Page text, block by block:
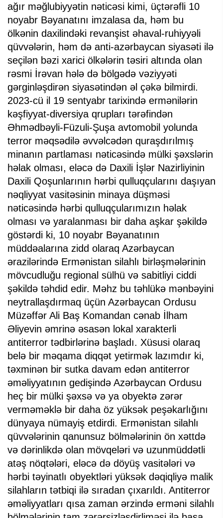
ağır məğlubiyyətin nəticəsi kimi, üçtərəfli 10
noyabr Bəyanatını imzalasa da, həm bu
ölkənin daxilindəki revanşist əhaval-ruhiyyəli
qüvvələrin, həm də anti-azərbaycan siyasəti ilə
seçilən bəzi xarici ölkələrin təsiri altında olan
rəsmi İrəvan hələ də bölgədə vəziyyəti
gərginləşdirən siyasətindən əl çəkə bilmirdi.
2023-cü il 19 sentyabr tarixində ermənilərin
kəşfiyyat-diversiya qrupları tərəfindən
Əhmədbəyli-Füzuli-Şuşa avtomobil yolunda
terror məqsədilə əvvəlcədən quraşdırılmış
minanın partlaması nəticəsində mülki şəxslərin
həlak olması, eləcə də Daxili İşlər Nazirliyinin
Daxili Qoşunlarının hərbi qulluqçularını daşıyan
nəqliyyat vasitəsinin minaya düşməsi
nəticəsində hərbi qulluqçularımızın həlak
olması və yaralanması bir daha aşkar şəkildə
göstərdi ki, 10 noyabr Bəyanatının
müddəalarına zidd olaraq Azərbaycan
ərazilərində Ermənistan silahlı birləşmələrinin
mövcudluğu regional sülhü və sabitliyi ciddi
şəkildə təhdid edir. Məhz bu təhlükə mənbəyini
neytrallaşdırmaq üçün Azərbaycan Ordusu
Müzəffər Ali Baş Komandan cənab İlham
Əliyevin əmrinə əsasən lokal xarakterli
antiterror tədbirlərinə başladı. Xüsusi olaraq
belə bir məqama diqqət yetirmək lazımdır ki,
təxminən bir sutka davam edən antiterror
əməliyyatının gedişində Azərbaycan Ordusu
heç bir mülki şəxsə və ya obyektə zərər
verməməklə bir daha öz yüksək peşəkarlığını
dünyaya nümayiş etdirdi. Ermənistan silahlı
qüvvələrinin qanunsuz bölmələrinin ön xəttdə
və dərinlikdə olan mövqeləri və uzunmüddətli
atəş nöqtələri, eləcə də döyüş vasitələri və
hərbi təyinatlı obyektləri yüksək dəqiqliyə malik
silahların tətbiqi ilə sıradan çıxarıldı. Antiterror
əməliyyatları qısa zaman ərzində erməni silahlı